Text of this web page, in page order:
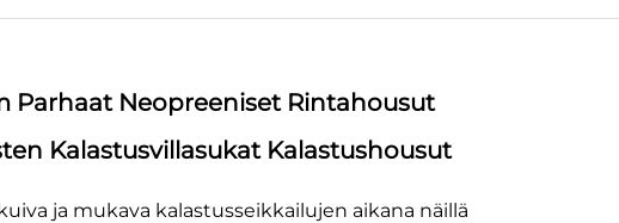
Parhaat Neopreeniset Rintahousut
Kalastusvillasukat Kalastushousut
ja mukava kalastusseikkailujen aikana näillä